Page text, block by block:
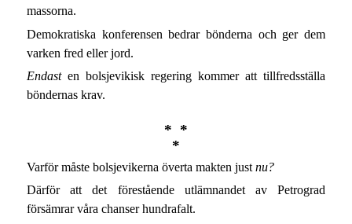
massorna.
Demokratiska konferensen bedrar bönderna och ger dem
varken fred eller jord.
Endasten bolsjevikisk regering kommer att tillfredsställa
böndernas krav.
* *
*
Varför måste bolsjevikerna överta makten just nu?
Därför att det förestående utlämnandet av Petrograd
försämrar våra chanser hundrafalt.